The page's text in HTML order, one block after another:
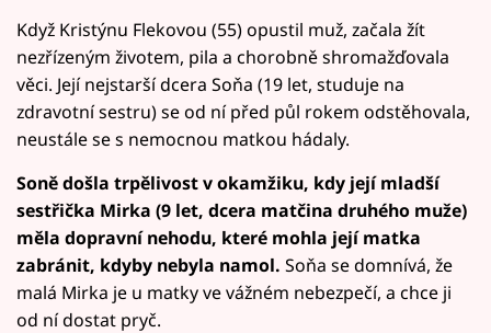
Když Kristýnu Flekovou (55) opustil muž, začala žít
nezřízeným životem, pila a chorobně shromažďovala
věci. Její nejstarší dcera Soňa (19 let, studuje na
zdravotní sestru) se od ní před půl rokem odstěhovala,
neustále se s nemocnou matkou hádaly.
Soně došla trpělivost v okamžiku, kdy její mladší
sestřička Mirka (9 let, dcera matčina druhého muže)
měla dopravní nehodu, které mohla její matka
zabránit, kdyby nebyla namol. Soňa se domnívá, že
malá Mirka je u matky ve vážném nebezpečí, a chce ji
od ní dostat pryč.